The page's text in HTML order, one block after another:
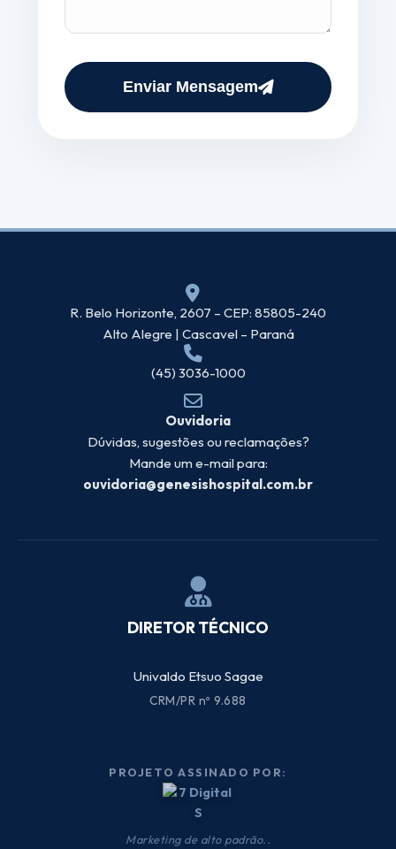
Enviar Mensagem
R. Belo Horizonte, 2607 – CEP: 85805-240
Alto Alegre | Cascavel – Paraná
(45) 3036-1000
Ouvidoria
Dúvidas, sugestões ou reclamações?
Mande um e-mail para:
ouvidoria@genesishospital.com.br
DIRETOR TÉCNICO
Univaldo Etsuo Sagae
CRM/PR nº 9.688
PROJETO ASSINADO POR:
Marketing de alto padrão..